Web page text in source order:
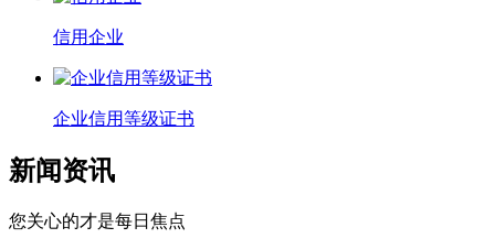
信用企业
企业信用等级证书
新闻资讯
您关心的才是每日焦点